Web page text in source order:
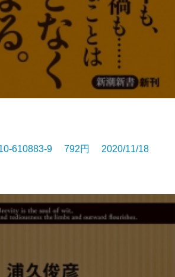
610883-9 792円 2020/11/18